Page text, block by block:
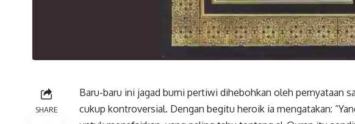
SHARE
Baru-baru ini jagad bumi pertiwi dihebohkan oleh pernyataan
cukup kontroversial. Dengan begitu heroik ia mengatakan: